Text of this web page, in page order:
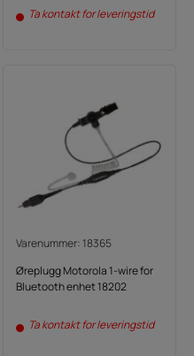
Ta kontakt for leveringstid
Varenummer: 18365
Øreplugg Motorola 1-wire for
Bluetooth enhet 18202
Ta kontakt for leveringstid